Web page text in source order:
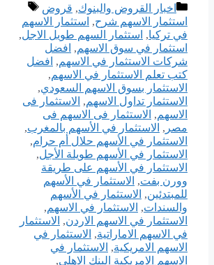
التصنيفات
اخبار القروض والبنوك, قروض
الوسوم
استثمار الاسهم شرح, استثمار الاسهم
في تركيا, استثمار السهم طويل الاجل,
استثمار في سوق الاسهم, افضل
شركات الاستثمار في الاسهم, افضل
كتب تعلم الاستثمار في الاسهم,
الاستثمار بسوق الاسهم السعودي,
الاستثمار تداول الاسهم, الاستثمار فى
الاسهم, الاستثمار فى الاسهم فى
مصر , الاستثمار في الأسهم بالمغرب,
الاستثمار في الأسهم حلال أم حرام,
الاستثمار في الأسهم طويلة الأجل,
الاستثمار في الأسهم على طريقة
وورن بفت, الاستثمار في الأسهم
للمبتدئين, الاستثمار في الأسهم
والسندات, الاستثمار في الاسهم,
الاستثمار في الاسهم الاردن, الاستثمار
في الاسهم الاماراتية, الاستثمار في
الاسهم الامريكية, الاستثمار في
الاسهم الامريكية البنك الاهلي,